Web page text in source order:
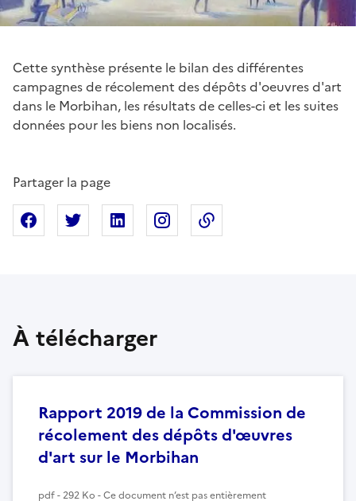
Cette synthèse présente le bilan des différentes
campagnes de récolement des dépôts d'oeuvres d'art
dans le Morbihan, les résultats de celles-ci et les suites
données pour les biens non localisés.
Partager la page
Partager sur Facebook
Partager sur XPartager sur Linkedin
Partager sur Instagram
À télécharger
Rapport 2019 de la Commission de
récolement des dépôts d'œuvres
d'art sur le Morbihan
pdf - 292 Ko - Ce document n’est pas entièrement